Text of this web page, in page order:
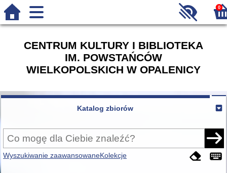
0
CENTRUM KULTURY I BIBLIOTEKA
IM. POWSTAŃCÓW
WIELKOPOLSKICH W OPALENICY
Katalog zbiorów
Wyszukiwanie zaawansowaneKolekcje